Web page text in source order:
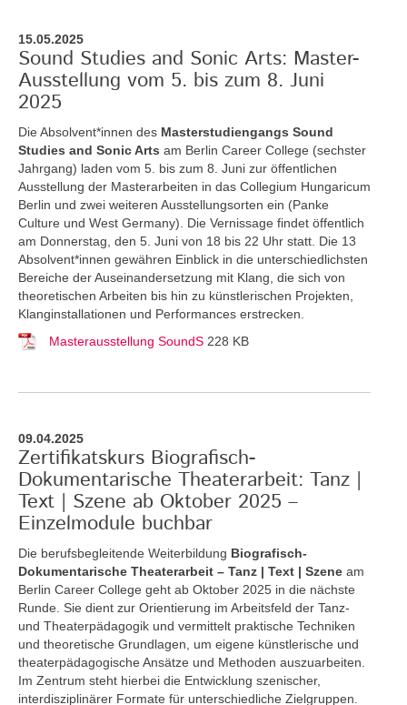
15.05.2025
Sound Studies and Sonic Arts: Master-
Ausstellung vom 5. bis zum 8. Juni
2025
Die Absolvent*innen des Masterstudiengangs Sound
Studies and Sonic Arts am Berlin Career College (sechster
Jahrgang) laden vom 5. bis zum 8. Juni zur öffentlichen
Ausstellung der Masterarbeiten in das Collegium Hungaricum
Berlin und zwei weiteren Ausstellungsorten ein (Panke
Culture und West Germany). Die Vernissage findet öffentlich
am Donnerstag, den 5. Juni von 18 bis 22 Uhr statt. Die 13
Absolvent*innen gewähren Einblick in die unterschiedlichsten
Bereiche der Auseinandersetzung mit Klang, die sich von
theoretischen Arbeiten bis hin zu künstlerischen Projekten,
Klanginstallationen und Performances erstrecken.
Masterausstellung SoundS 228 KB
09.04.2025
Zertifikatskurs Biografisch-
Dokumentarische Theaterarbeit: Tanz |
Text | Szene ab Oktober 2025 –
Einzelmodule buchbar
Die berufsbegleitende Weiterbildung Biografisch-
Dokumentarische Theaterarbeit – Tanz | Text | Szene am
Berlin Career College geht ab Oktober 2025 in die nächste
Runde. Sie dient zur Orientierung im Arbeitsfeld der Tanz-
und Theaterpädagogik und vermittelt praktische Techniken
und theoretische Grundlagen, um eigene künstlerische und
theaterpädagogische Ansätze und Methoden auszuarbeiten.
Im Zentrum steht hierbei die Entwicklung szenischer,
interdisziplinärer Formate für unterschiedliche Zielgruppen.